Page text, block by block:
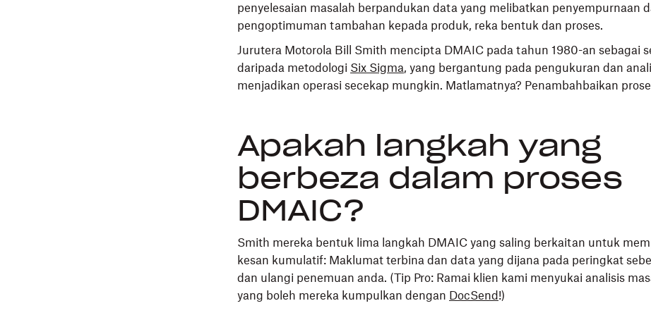
penyelesaian masalah berpandukan data yang melibatkan penyempurnaan
pengoptimuman tambahan kepada produk, reka bentuk dan proses.
Jurutera Motorola Bill Smith mencipta DMAIC pada tahun 1980-an sebagai
daripada metodologi Six Sigma, yang bergantung pada pengukuran dan
menjadikan operasi secekap mungkin. Matlamatnya? Penambahbaikan
Apakah langkah yang
berbeza dalam proses
DMAIC?
Smith mereka bentuk lima langkah DMAIC yang saling berkaitan untuk
kesan kumulatif: Maklumat terbina dan data yang dijana pada peringkat
dan ulangi penemuan anda. (Tip Pro: Ramai klien kami menyukai analisis
yang boleh mereka kumpulkan dengan DocSend !)